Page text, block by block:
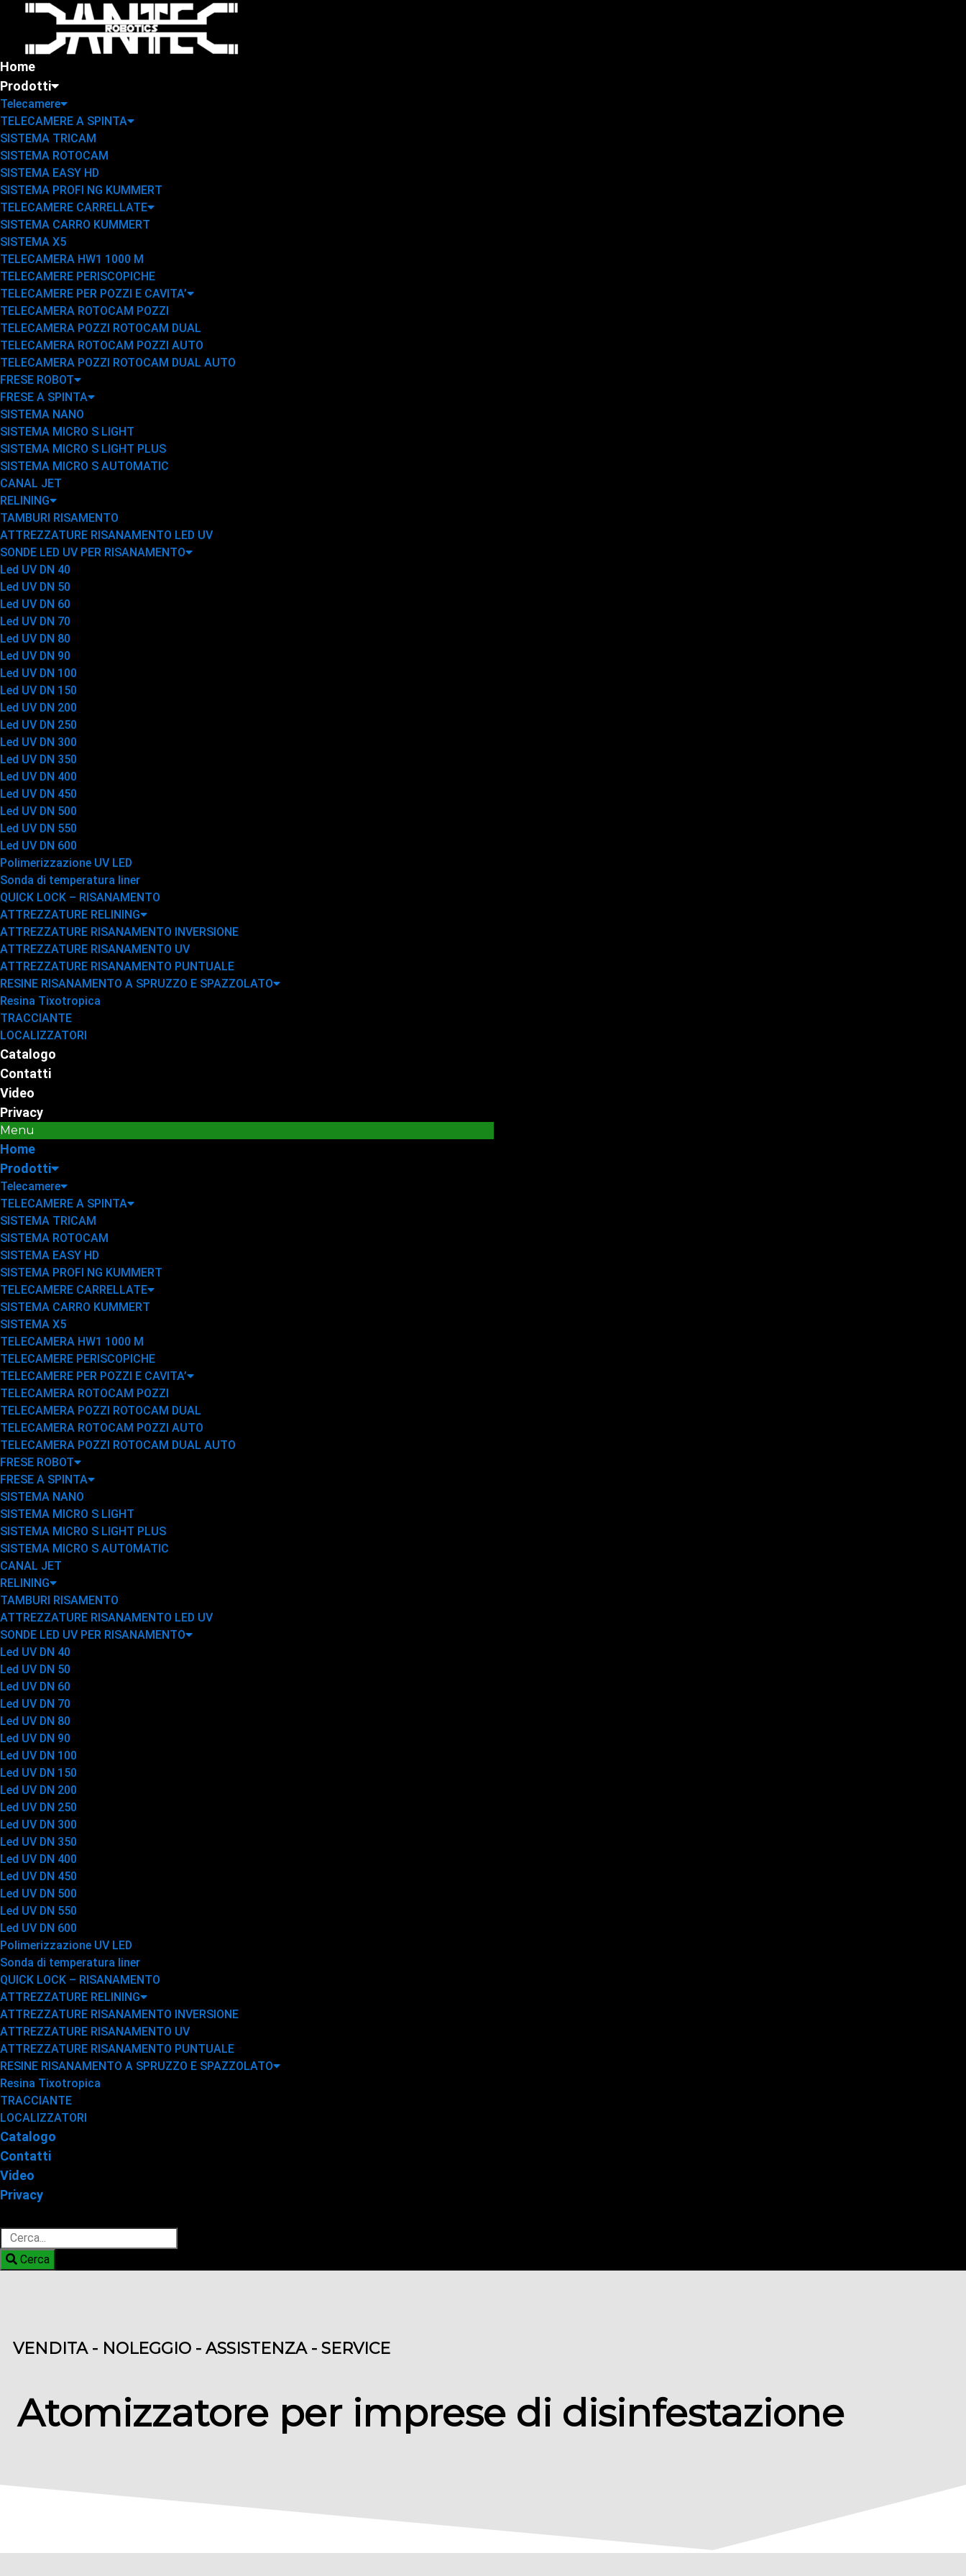
Home
Prodotti
Telecamere
TELECAMERE A SPINTA
SISTEMA TRICAM
SISTEMA ROTOCAM
SISTEMA EASY HD
SISTEMA PROFI NG KUMMERT
TELECAMERE CARRELLATE
SISTEMA CARRO KUMMERT
SISTEMA X5
TELECAMERA HW1 1000 M
TELECAMERE PERISCOPICHE
TELECAMERE PER POZZI E CAVITA’
TELECAMERA ROTOCAM POZZI
TELECAMERA POZZI ROTOCAM DUAL
TELECAMERA ROTOCAM POZZI AUTO
TELECAMERA POZZI ROTOCAM DUAL AUTO
FRESE ROBOT
FRESE A SPINTA
SISTEMA NANO
SISTEMA MICRO S LIGHT
SISTEMA MICRO S LIGHT PLUS
SISTEMA MICRO S AUTOMATIC
CANAL JET
RELINING
TAMBURI RISAMENTO
ATTREZZATURE RISANAMENTO LED UV
SONDE LED UV PER RISANAMENTO
Led UV DN 40
Led UV DN 50
Led UV DN 60
Led UV DN 70
Led UV DN 80
Led UV DN 90
Led UV DN 100
Led UV DN 150
Led UV DN 200
Led UV DN 250
Led UV DN 300
Led UV DN 350
Led UV DN 400
Led UV DN 450
Led UV DN 500
Led UV DN 550
Led UV DN 600
Polimerizzazione UV LED
Sonda di temperatura liner
QUICK LOCK – RISANAMENTO
ATTREZZATURE RELINING
ATTREZZATURE RISANAMENTO INVERSIONE
ATTREZZATURE RISANAMENTO UV
ATTREZZATURE RISANAMENTO PUNTUALE
RESINE RISANAMENTO A SPRUZZO E SPAZZOLATO
Resina Tixotropica
TRACCIANTE
LOCALIZZATORI
Catalogo
Contatti
Video
Privacy
Menu
Home
Prodotti
Telecamere
TELECAMERE A SPINTA
SISTEMA TRICAM
SISTEMA ROTOCAM
SISTEMA EASY HD
SISTEMA PROFI NG KUMMERT
TELECAMERE CARRELLATE
SISTEMA CARRO KUMMERT
SISTEMA X5
TELECAMERA HW1 1000 M
TELECAMERE PERISCOPICHE
TELECAMERE PER POZZI E CAVITA’
TELECAMERA ROTOCAM POZZI
TELECAMERA POZZI ROTOCAM DUAL
TELECAMERA ROTOCAM POZZI AUTO
TELECAMERA POZZI ROTOCAM DUAL AUTO
FRESE ROBOT
FRESE A SPINTA
SISTEMA NANO
SISTEMA MICRO S LIGHT
SISTEMA MICRO S LIGHT PLUS
SISTEMA MICRO S AUTOMATIC
CANAL JET
RELINING
TAMBURI RISAMENTO
ATTREZZATURE RISANAMENTO LED UV
SONDE LED UV PER RISANAMENTO
Led UV DN 40
Led UV DN 50
Led UV DN 60
Led UV DN 70
Led UV DN 80
Led UV DN 90
Led UV DN 100
Led UV DN 150
Led UV DN 200
Led UV DN 250
Led UV DN 300
Led UV DN 350
Led UV DN 400
Led UV DN 450
Led UV DN 500
Led UV DN 550
Led UV DN 600
Polimerizzazione UV LED
Sonda di temperatura liner
QUICK LOCK – RISANAMENTO
ATTREZZATURE RELINING
ATTREZZATURE RISANAMENTO INVERSIONE
ATTREZZATURE RISANAMENTO UV
ATTREZZATURE RISANAMENTO PUNTUALE
RESINE RISANAMENTO A SPRUZZO E SPAZZOLATO
Resina Tixotropica
TRACCIANTE
LOCALIZZATORI
Catalogo
Contatti
Video
Privacy
Cerca
VENDITA - NOLEGGIO - ASSISTENZA - SERVICE
Atomizzatore per imprese di disinfestazione